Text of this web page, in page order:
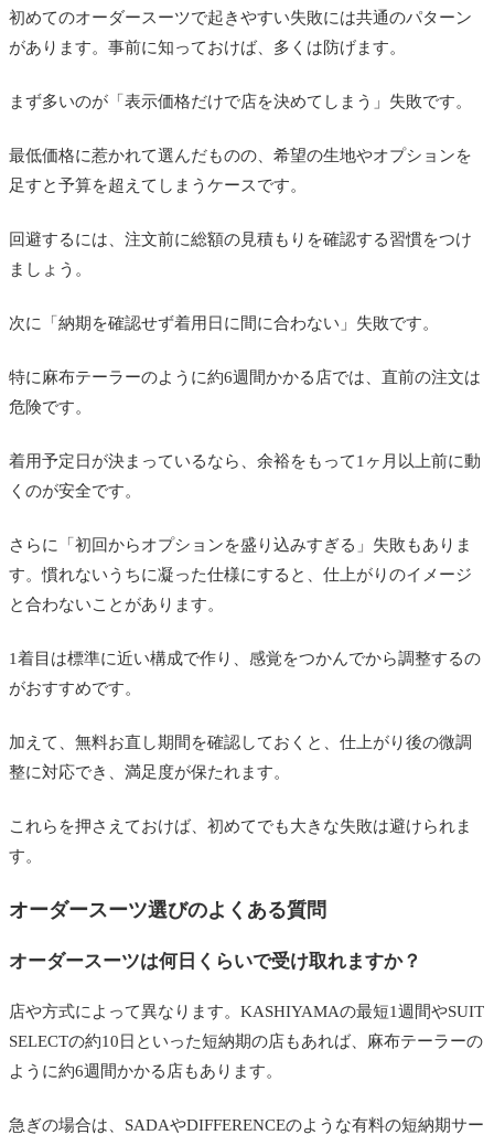
初めてのオーダースーツで起きやすい失敗には共通のパターン
があります。事前に知っておけば、多くは防げます。
まず多いのが「表示価格だけで店を決めてしまう」失敗です。
最低価格に惹かれて選んだものの、希望の生地やオプションを
足すと予算を超えてしまうケースです。
回避するには、注文前に総額の見積もりを確認する習慣をつけ
ましょう。
次に「納期を確認せず着用日に間に合わない」失敗です。
特に麻布テーラーのように約6週間かかる店では、直前の注文は
危険です。
着用予定日が決まっているなら、余裕をもって1ヶ月以上前に動
くのが安全です。
さらに「初回からオプションを盛り込みすぎる」失敗もありま
す。慣れないうちに凝った仕様にすると、仕上がりのイメージ
と合わないことがあります。
1着目は標準に近い構成で作り、感覚をつかんでから調整するの
がおすすめです。
加えて、無料お直し期間を確認しておくと、仕上がり後の微調
整に対応でき、満足度が保たれます。
これらを押さえておけば、初めてでも大きな失敗は避けられま
す。
オーダースーツ選びのよくある質問
オーダースーツは何日くらいで受け取れますか？
店や方式によって異なります。KASHIYAMAの最短1週間やSUIT
SELECTの約10日といった短納期の店もあれば、麻布テーラーの
ように約6週間かかる店もあります。
急ぎの場合は、SADAやDIFFERENCEのような有料の短納期サー